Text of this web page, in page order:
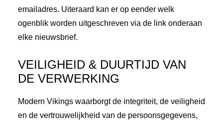
emailadres. Uiteraard kan er op eender welk
ogenblik worden uitgeschreven via de link onderaan
elke nieuwsbrief.
VEILIGHEID & DUURTIJD VAN
DE VERWERKING
Modern Vikings waarborgt de integriteit, de veiligheid
en de vertrouwelijkheid van de persoonsgegevens,